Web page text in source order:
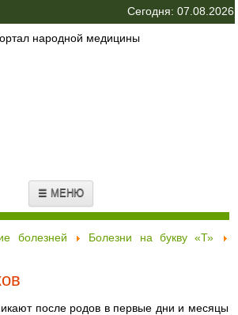
Сегодня: 07.08.2026
☰ МЕНЮ
болезней
Болезни на букву «Т»
после родов в первые дни и месяцы